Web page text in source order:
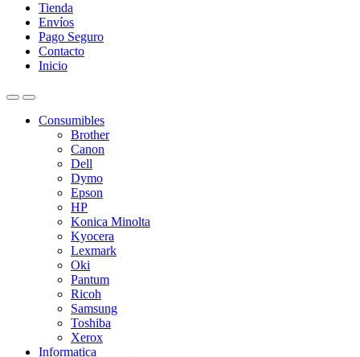
Tienda
Envíos
Pago Seguro
Contacto
Inicio
Consumibles
Brother
Canon
Dell
Dymo
Epson
HP
Konica Minolta
Kyocera
Lexmark
Oki
Pantum
Ricoh
Samsung
Toshiba
Xerox
Informatica